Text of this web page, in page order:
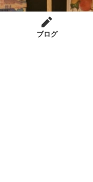
ブログ